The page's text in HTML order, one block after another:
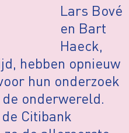
Lars Bové
en Bart
Haeck,
hebben opnieuw
hun onderzoek
de onderwereld.
Citibank